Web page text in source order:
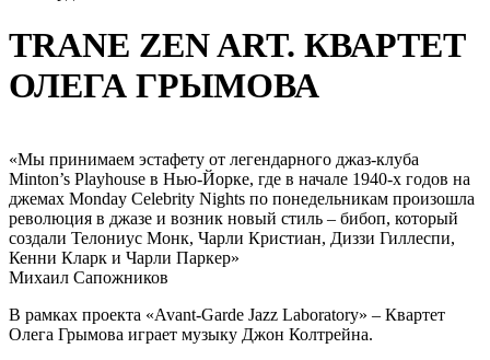
TRANE ZEN ART. КВАРТЕТ
ОЛЕГА ГРЫМОВА
«Мы принимаем эстафету от легендарного джаз-клуба
Minton’s Playhouse в Нью-Йорке, где в начале 1940-х годов на
джемах Monday Celebrity Nights по понедельникам произошла
революция в джазе и возник новый стиль – бибоп, который
создали Телониус Монк, Чарли Кристиан, Диззи Гиллеспи,
Кенни Кларк и Чарли Паркер»
Михаил Сапожников
В рамках проекта «Avant-Garde Jazz Laboratory» – Квартет
Олега Грымова играет музыку Джон Колтрейна.